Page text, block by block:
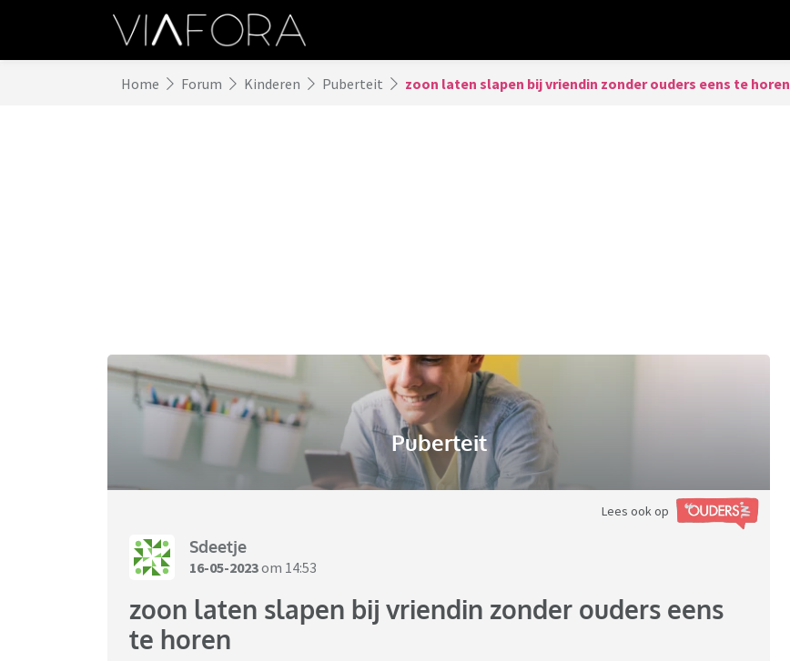
Home Forum Kinderen Puberteit zoon laten slapen bij vriendin zonder ouders eens te horen
Puberteit
Lees ook op
Sdeetje
16-05-2023om 14:53
zoon laten slapen bij vriendin zonder ouders eens
te horen